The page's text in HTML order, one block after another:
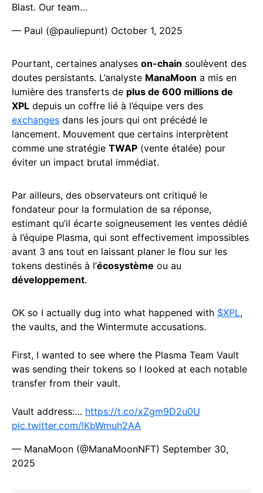
Blast. Our team…
— Paul (@pauliepunt) October 1, 2025
Pourtant, certaines analyses on-chain soulèvent des
doutes persistants. L’analyste ManaMoon a mis en
lumière des transferts de plus de 600 millions de
XPL depuis un coffre lié à l’équipe vers des
exchanges dans les jours qui ont précédé le
lancement. Mouvement que certains interprètent
comme une stratégie TWAP (vente étalée) pour
éviter un impact brutal immédiat.
Par ailleurs, des observateurs ont critiqué le
fondateur pour la formulation de sa réponse,
estimant qu’il écarte soigneusement les ventes dédié
à l’équipe Plasma, qui sont effectivement impossibles
avant 3 ans tout en laissant planer le flou sur les
tokens destinés à l’écosystème ou au
développement.
OK so I actually dug into what happened with $XPL,
the vaults, and the Wintermute accusations.
First, I wanted to see where the Plasma Team Vault
was sending their tokens so I looked at each notable
transfer from their vault.
Vault address:… https://t.co/xZgm9D2u0U
pic.twitter.com/lKbWmuh2AA
— ManaMoon (@ManaMoonNFT) September 30,
2025